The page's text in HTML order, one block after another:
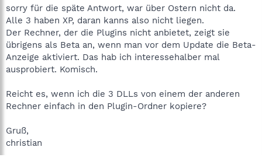
sorry für die späte Antwort, war über Ostern nicht da.
Alle 3 haben XP, daran kanns also nicht liegen.
Der Rechner, der die Plugins nicht anbietet, zeigt sie
übrigens als Beta an, wenn man vor dem Update die Beta-
Anzeige aktiviert. Das hab ich interessehalber mal
ausprobiert. Komisch.
Reicht es, wenn ich die 3 DLLs von einem der anderen
Rechner einfach in den Plugin-Ordner kopiere?
Gruß,
christian